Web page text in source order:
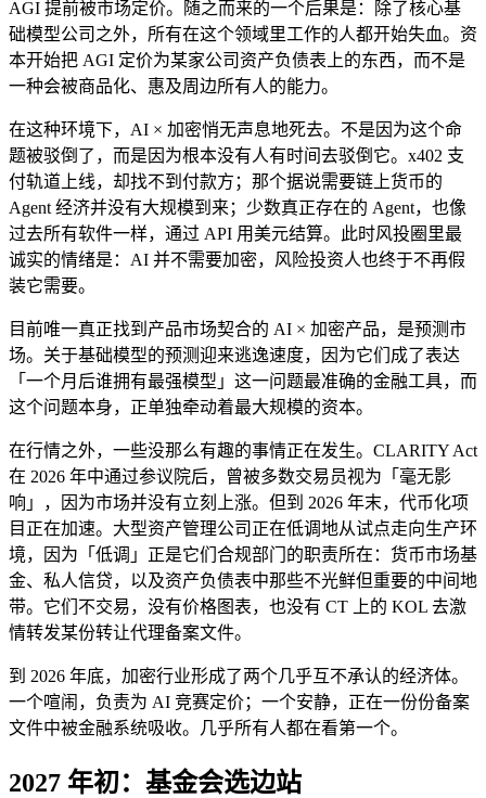
AGI 提前被市场定价。随之而来的一个后果是：除了核心基
础模型公司之外，所有在这个领域里工作的人都开始失血。资
本开始把 AGI 定价为某家公司资产负债表上的东西，而不是
一种会被商品化、惠及周边所有人的能力。
在这种环境下，AI × 加密悄无声息地死去。不是因为这个命
题被驳倒了，而是因为根本没有人有时间去驳倒它。x402 支
付轨道上线，却找不到付款方；那个据说需要链上货币的
Agent 经济并没有大规模到来；少数真正存在的 Agent，也像
过去所有软件一样，通过 API 用美元结算。此时风投圈里最
诚实的情绪是：AI 并不需要加密，风险投资人也终于不再假
装它需要。
目前唯一真正找到产品市场契合的 AI × 加密产品，是预测市
场。关于基础模型的预测迎来逃逸速度，因为它们成了表达
「一个月后谁拥有最强模型」这一问题最准确的金融工具，而
这个问题本身，正单独牵动着最大规模的资本。
在行情之外，一些没那么有趣的事情正在发生。CLARITY Act
在 2026 年中通过参议院后，曾被多数交易员视为「毫无影
响」，因为市场并没有立刻上涨。但到 2026 年末，代币化项
目正在加速。大型资产管理公司正在低调地从试点走向生产环
境，因为「低调」正是它们合规部门的职责所在：货币市场基
金、私人信贷，以及资产负债表中那些不光鲜但重要的中间地
带。它们不交易，没有价格图表，也没有 CT 上的 KOL 去激
情转发某份转让代理备案文件。
到 2026 年底，加密行业形成了两个几乎互不承认的经济体。
一个喧闹，负责为 AI 竞赛定价；一个安静，正在一份份备案
文件中被金融系统吸收。几乎所有人都在看第一个。
2027 年初：基金会选边站